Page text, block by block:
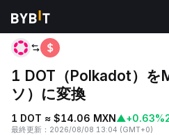
ホーム DOT to MXN
1 DOT（Polkadot）を
ソ）に変換
1 DOT ≈ $14.06 MXN▲+0.63%
最終更新 ： 2026/08/08 13:04 (GMT+0)